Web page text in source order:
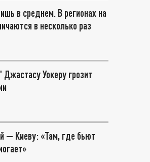
в среднем. В регионах на
в несколько раз
Уокеру грозит
— Киеву: «Там, где бьют